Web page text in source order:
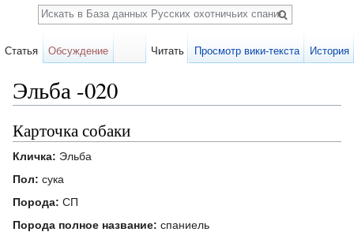
Эльба -020
Карточка собаки
Кличка: Эльба
Пол: сука
Порода: СП
Порода полное название: спаниель
Статья Обсуждение Читать Просмотр вики-текста История
Поиск